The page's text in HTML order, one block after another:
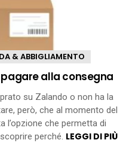
& ABBIGLIAMENTO
alla consegna
su Zalando o non ha la
però, che al momento del
l’opzione che permetta di
perché. LEGGI DI PIÙ